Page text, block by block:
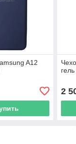
A12
2